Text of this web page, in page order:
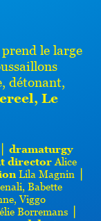
le large
détonant,
Le
dramaturgy
director Alice
Lila Magnin ⎪
Babette
Viggo
Borremans ⎪